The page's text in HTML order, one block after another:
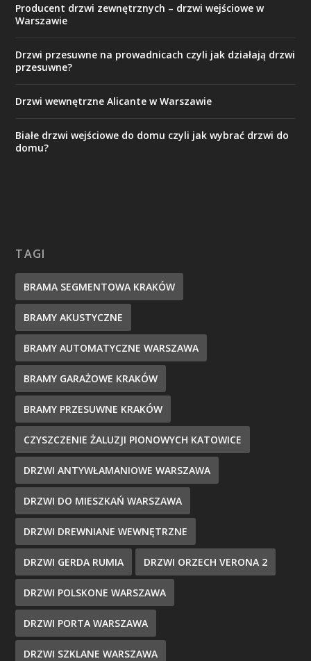
Producent drzwi zewnętrznych – drzwi wejściowe w
Warszawie
Drzwi przesuwne na prowadnicach czyli jak działają drzwi
przesuwne?
Drzwi wewnętrzne Alicante w Warszawie
Białe drzwi wejściowe do domu czyli jak wybrać drzwi do
domu?
TAGI
BRAMA SEGMENTOWA KRAKÓW
BRAMY AKUSTYCZNE
BRAMY AUTOMATYCZNE WARSZAWA
BRAMY GARAŻOWE KRAKÓW
BRAMY PRZESUWNE KRAKÓW
CZYSZCZENIE ŻALUZJI PIONOWYCH KATOWICE
DRZWI ANTYWŁAMANIOWE WARSZAWA
DRZWI DO MIESZKAŃ WARSZAWA
DRZWI DREWNIANE WEWNĘTRZNE
DRZWI GERDA RUMIA DRZWI ORZECH VERONA 2
DRZWI POLSKONE WARSZAWA
DRZWI PORTA WARSZAWA
DRZWI SZKLANE WARSZAWA